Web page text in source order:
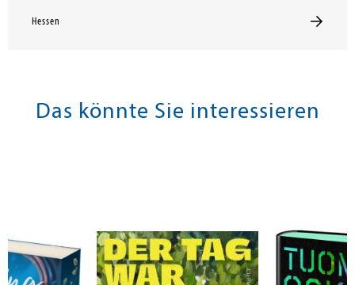
Hessen
Das könnte Sie interessieren